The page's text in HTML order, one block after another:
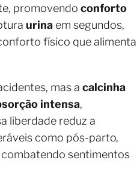
promovendo conforto
urina em segundos,
físico que alimenta
mas a calcinha
intensa,
liberdade reduz a
como pós-parto,
sentimentos